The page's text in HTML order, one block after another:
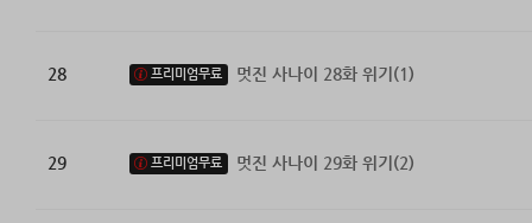
28 프리미엄무료 멋진 사나이 28화 위기(1)
29 프리미엄무료 멋진 사나이 29화 위기(2)